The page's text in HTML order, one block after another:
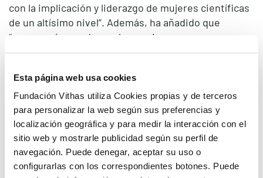
Esta página web usa cookies
Fundación Vithas utiliza Cookies propias y de terceros
para personalizar la web según sus preferencias y
localización geográfica y para medir la interacción con el
sitio web y mostrarle publicidad según su perfil de
navegación. Puede denegar, aceptar su uso o
configurarlas con los correspondientes botones. Puede
con la implicación y liderazgo de mujeres científicas
de un altísimo nivel”. Además, ha añadido que
“aunque aún queda mucho camino por recorrer,
nuestras profesionales representan, sin duda, el
niñas que quieren hacer de su pasión por la ciencia,
su profesión”.
Apuesta por la investigación traslacional
La Dra. Violeta Rodríguez, especialista en medicina
intensiva de Vithas Almería, lidera tres ensayos
clínicos enfocados en la evaluación de diferentes